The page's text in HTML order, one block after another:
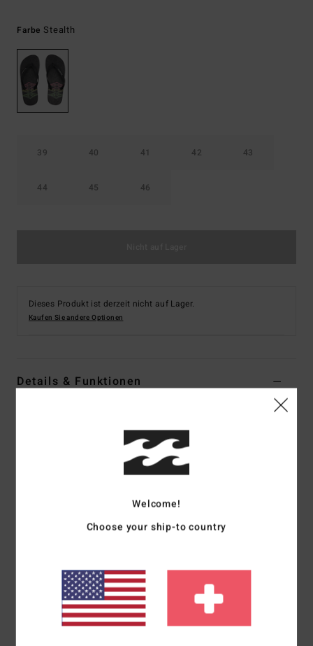
Farbe Stealth
39 40 41 42 43
44 45 46
Dieses Produkt ist derzeit nicht auf Lager.
Kaufen Sie andere Optionen
Details & Funktionen
Farbcodesth
EVA-Gummi-PVC-Mischgewebe
Bedrucktes Fußbett
Innensohle mit Hexagon-Struktur für besseren Halt
Außensohle:Vorgeformte EVA-Außensohle mit
Wellenlogo
Weitere Merkmale: Verkauft nach Farbe in den Größen: 8,
Welcome!
Choose your ship-to country